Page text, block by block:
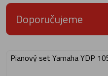
Doporučujeme
Pianový set Yamaha YDP